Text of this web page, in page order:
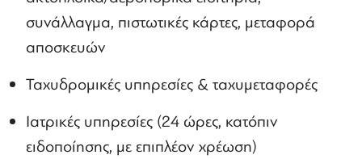
συνάλλαγμα, πιστωτικές κάρτες, μεταφορά
αποσκευών
Ταχυδρομικές υπηρεσίες & ταχυμεταφορές
Ιατρικές υπηρεσίες (24 ώρες, κατόπιν
ειδοποίησης, με επιπλέον χρέωση)